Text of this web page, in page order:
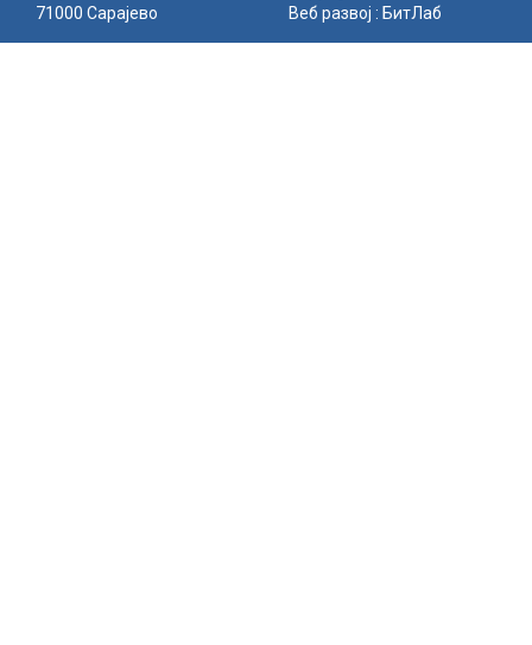
71000 Сарајево
Веб развој : БитЛаб